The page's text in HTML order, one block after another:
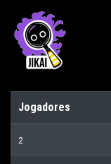
Jogadores
2